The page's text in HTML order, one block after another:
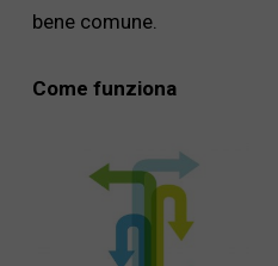
bene comune.
Come funziona